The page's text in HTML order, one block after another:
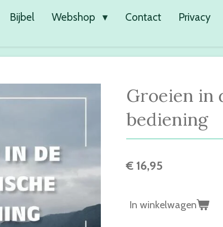
Bijbel Webshop Contact Privacy
Groeien in
bediening
€ 16,95
In winkelwagen